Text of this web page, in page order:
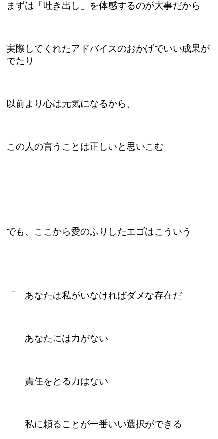
まずは「吐き出し」を体感するのが大事だから
実際してくれたアドバイスのおかげでいい成果が
でたり
以前より心は元気になるから、
この人の言うことは正しいと思いこむ
でも、ここから愛のふりしたエゴはこういう
「 あなたは私がいなければダメな存在だ
あなたには力がない
責任をとる力はない
私に頼ることが一番いい選択ができる 」